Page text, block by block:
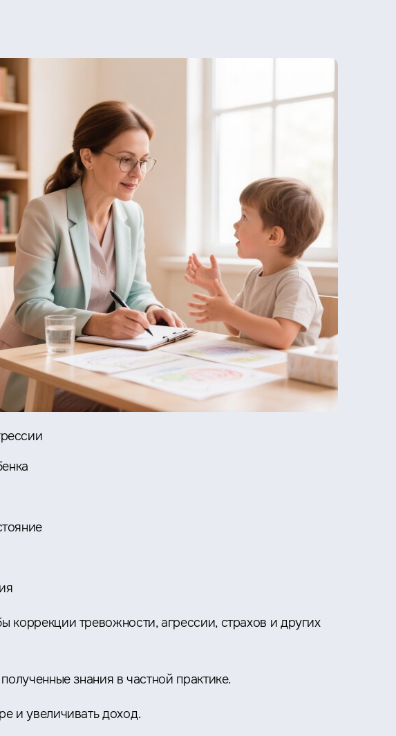
коррекции тревожности, агрессии, страхов и других
знания в частной практике.
и увеличивать доход.